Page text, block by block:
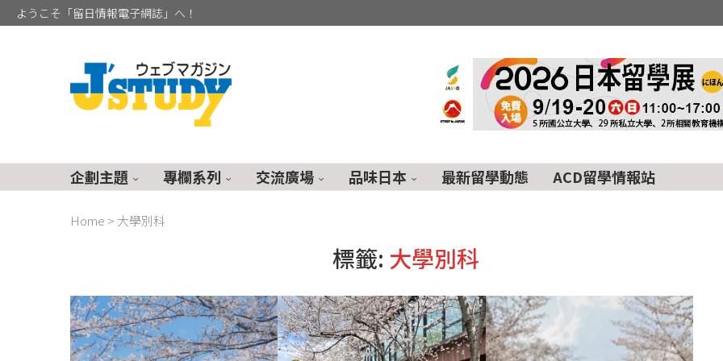
ようこそ「留日情報電子網誌」へ！
企劃主題 專欄系列 交流廣場 品味日本 最新留學動態 ACD留學情報站
Home > 大學別科
標籤: 大學別科